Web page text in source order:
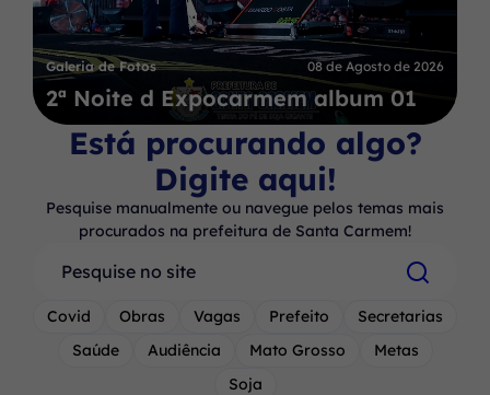
Galeria de Fotos 08 de Agosto de 2026
2ª Noite d Expocarmem album 01
Está procurando algo?
Digite aqui!
Pesquise manualmente ou navegue pelos temas mais
procurados na prefeitura de Santa Carmem!
Pesquisar
Covid Obras Vagas Prefeito
Secretarias
Saúde
Audiência Mato Grosso
Metas
Soja